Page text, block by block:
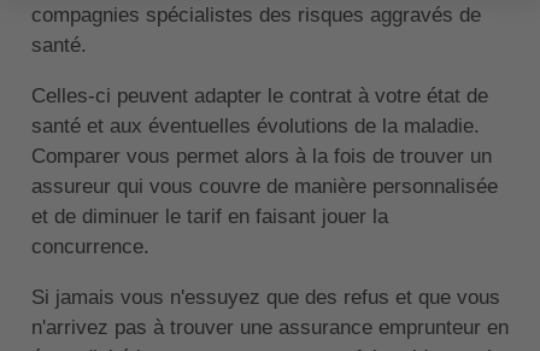
compagnies spécialistes des risques aggravés de
santé.
Celles-ci peuvent adapter le contrat à votre état de
santé et aux éventuelles évolutions de la maladie.
Comparer vous permet alors à la fois de trouver un
assureur qui vous couvre de manière personnalisée
et de diminuer le tarif en faisant jouer la
concurrence.
Si jamais vous n'essuyez que des refus et que vous
n'arrivez pas à trouver une assurance emprunteur en